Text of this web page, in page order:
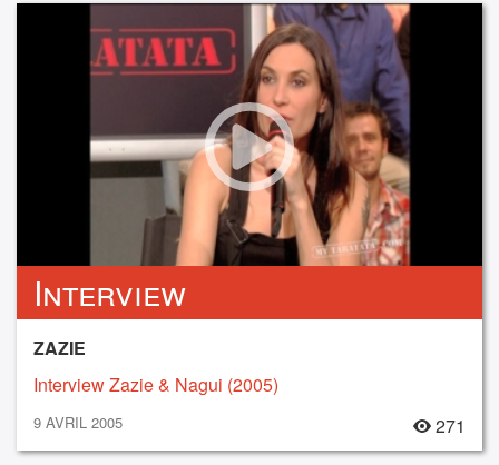
Interview
ZAZIE
Interview Zazie & Nagui (2005)
9 AVRIL 2005 271